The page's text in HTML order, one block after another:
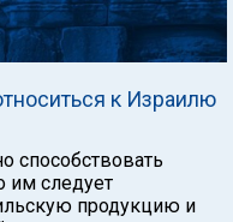
к Израилю
способствовать
им следует
продукцию и